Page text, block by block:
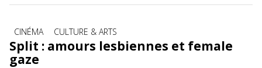
Catégories
CINÉMA CULTURE & ARTS
Split : amours lesbiennes et female
gaze